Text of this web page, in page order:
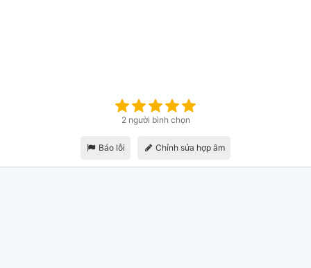
2 người bình chọn
Báo lỗi Chỉnh sửa hợp âm